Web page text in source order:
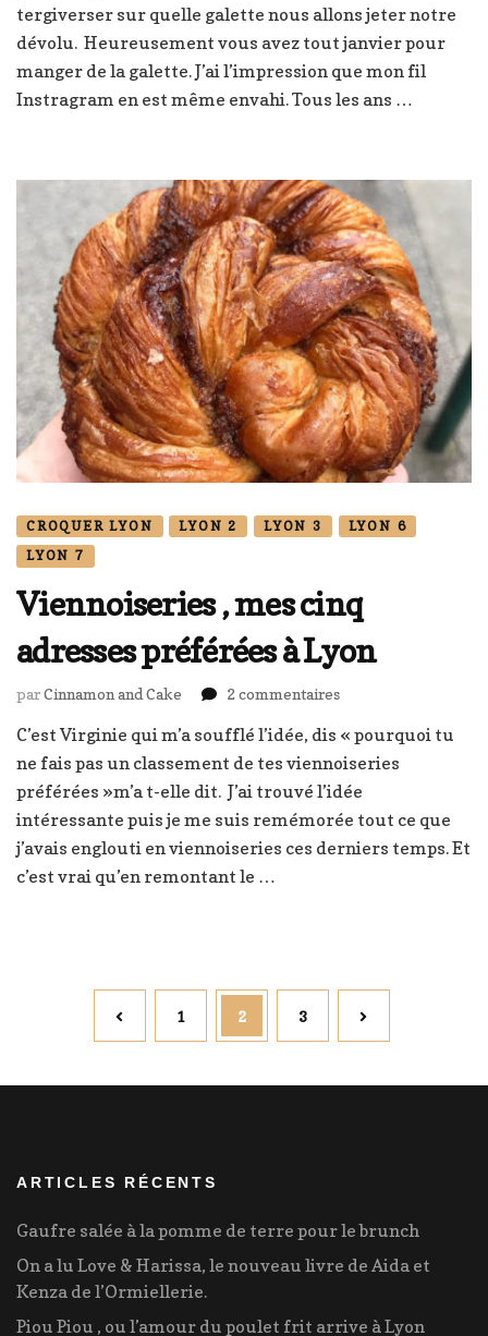
galettes
des
rois
à
Lyon
tergiverser sur quelle galette nous allons jeter notre
dévolu. Heureusement vous avez tout janvier pour
manger de la galette. J’ai l’impression que mon fil
Instragram en est même envahi. Tous les ans …
CROQUER LYON LYON 2 LYON 3
LYON 6
LYON 7
Viennoiseries , mes cinq
adresses préférées à Lyon
parCinnamon and Cake 2 commentairessur
,
mes
cinq
préférées
à
C’est Virginie qui m’a soufflé l’idée, dis « pourquoi tu
ne fais pas un classement de tes viennoiseries
préférées »m’a t-elle dit. J’ai trouvé l’idée
intéressante puis je me suis remémorée tout ce que
j’avais englouti en viennoiseries ces derniers temps. Et
c’est vrai qu’en remontant le …
Page
1 Page
2 Page
3
ARTICLES RÉCENTS
Gaufre salée à la pomme de terre pour le brunch
On a lu Love & Harissa, le nouveau livre de Aida et
Kenza de l’Ormiellerie.
Piou Piou , ou l’amour du poulet frit arrive à Lyon